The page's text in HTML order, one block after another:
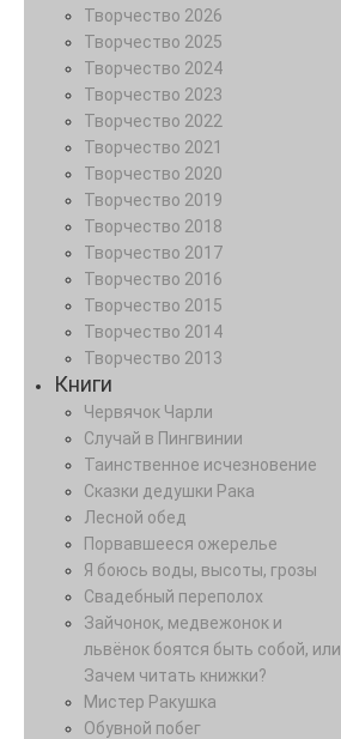
Творчество 2026
Творчество 2025
Творчество 2024
Творчество 2023
Творчество 2022
Творчество 2021
Творчество 2020
Творчество 2019
Творчество 2018
Творчество 2017
Творчество 2016
Творчество 2015
Творчество 2014
Творчество 2013
Книги
Червячок Чарли
Случай в Пингвинии
Таинственное исчезновение
Сказки дедушки Рака
Лесной обед
Порвавшееся ожерелье
Я боюсь воды, высоты, грозы
Свадебный переполох
Зайчонок, медвежонок и
львёнок боятся быть собой, или
Зачем читать книжки?
Мистер Ракушка
Обувной побег